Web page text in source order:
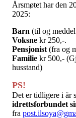
Årsmøtet har den
2025:
Barn (til og
Voksne kr 250,-.
Pensjonist (fra og
Familie kr 500,-
husstand)
PS!
Det er tidligere i år
idrettsforbundet
fra